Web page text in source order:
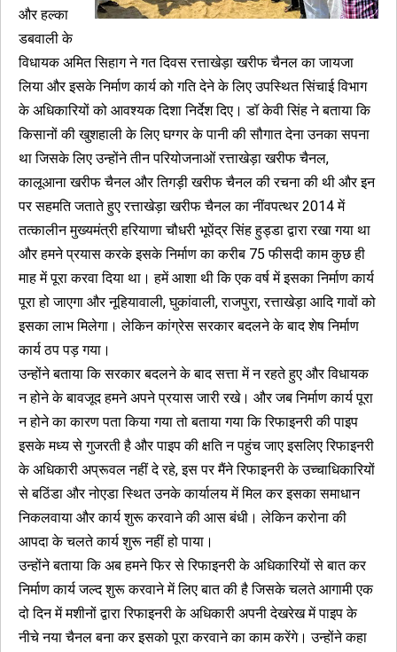
और हल्का
डबवाली के
विधायक अमित सिहाग ने गत दिवस रत्ताखेड़ा खरीफ चैनल का जायजा
लिया और इसके निर्माण कार्य को गति देने के लिए उपस्थित सिंचाई विभाग
के अधिकारियों को आवश्यक दिशा निर्देश दिए। डॉ केवी सिंह ने बताया कि
किसानों की खुशहाली के लिए घग्गर के पानी की सौगात देना उनका सपना
था जिसके लिए उन्होंने तीन परियोजनाओं रत्ताखेड़ा खरीफ चैनल,
कालूआना खरीफ चैनल और तिगड़ी खरीफ चैनल की रचना की थी और इन
पर सहमति जताते हुए रत्ताखेड़ा खरीफ चैनल का नींवपत्थर 2014 में
तत्कालीन मुख्यमंत्री हरियाणा चौधरी भूपेंद्र सिंह हुड्डा द्वारा रखा गया था
और हमने प्रयास करके इसके निर्माण का करीब 75 फीसदी काम कुछ ही
माह में पूरा करवा दिया था। हमें आशा थी कि एक वर्ष में इसका निर्माण कार्य
पूरा हो जाएगा और नूहियावाली, घुकांवाली, राजपुरा, रत्ताखेड़ा आदि गावों को
इसका लाभ मिलेगा। लेकिन कांग्रेस सरकार बदलने के बाद शेष निर्माण
कार्य ठप पड़ गया।
उन्होंने बताया कि सरकार बदलने के बाद सत्ता में न रहते हुए और विधायक
न होने के बावजूद हमने अपने प्रयास जारी रखे। और जब निर्माण कार्य पूरा
न होने का कारण पता किया गया तो बताया गया कि रिफाइनरी की पाइप
इसके मध्य से गुजरती है और पाइप की क्षति न पहुंच जाए इसलिए रिफाइनरी
के अधिकारी अप्रूवल नहीं दे रहे, इस पर मैंने रिफाइनरी के उच्चाधिकारियों
से बठिंडा और नोएडा स्थित उनके कार्यालय में मिल कर इसका समाधान
निकलवाया और कार्य शुरू करवाने की आस बंधी। लेकिन करोना की
आपदा के चलते कार्य शुरू नहीं हो पाया।
उन्होंने बताया कि अब हमने फिर से रिफाइनरी के अधिकारियों से बात कर
निर्माण कार्य जल्द शुरू करवाने में लिए बात की है जिसके चलते आगामी एक
दो दिन में मशीनों द्वारा रिफाइनरी के अधिकारी अपनी देखरेख में पाइप के
नीचे नया चैनल बना कर इसको पूरा करवाने का काम करेंगे। उन्होंने कहा